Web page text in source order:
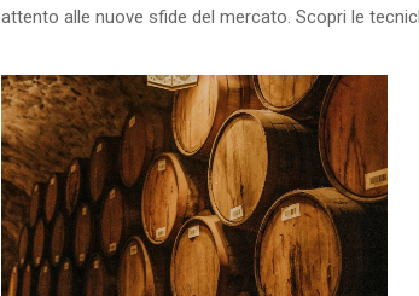
attento alle nuove sfide del mercato. Scopri le